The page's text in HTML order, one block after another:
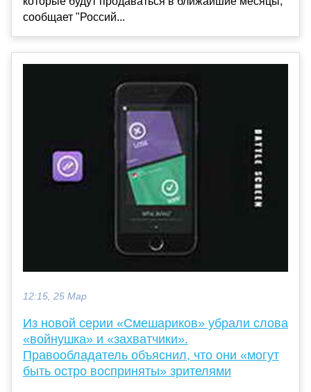
сообщает "Россий...
12:15, 25 Мар
Из новой серии «Смешариков» убрали слова
«войнушка» и «захватчики».
Правообладатель объяснил, что они «могут
быть остро восприняты» зрителями